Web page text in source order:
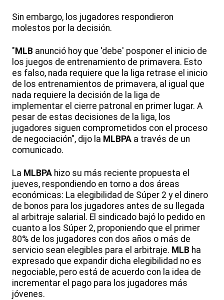
Sin embargo, los jugadores respondieron
molestos por la decisión.
" MLB anunció hoy que 'debe' posponer el inicio de
los juegos de entrenamiento de primavera. Esto
es falso, nada requiere que la liga retrase el inicio
de los entrenamientos de primavera, al igual que
nada requiere la decisión de la liga de
implementar el cierre patronal en primer lugar. A
pesar de estas decisiones de la liga, los
jugadores siguen comprometidos con el proceso
de negociación", dijo la MLBPA a través de un
comunicado.
La MLBPA hizo su más reciente propuesta el
jueves, respondiendo en torno a dos áreas
económicas: La elegibilidad de Súper 2 y el dinero
de bonos para los jugadores antes de su llegada
al arbitraje salarial. El sindicado bajó lo pedido en
cuanto a los Súper 2, proponiendo que el primer
80% de los jugadores con dos años o más de
servicio sean elegibles para el arbitraje. MLB ha
expresado que expandir dicha elegibilidad no es
negociable, pero está de acuerdo con la idea de
incrementar el pago para los jugadores más
jóvenes.